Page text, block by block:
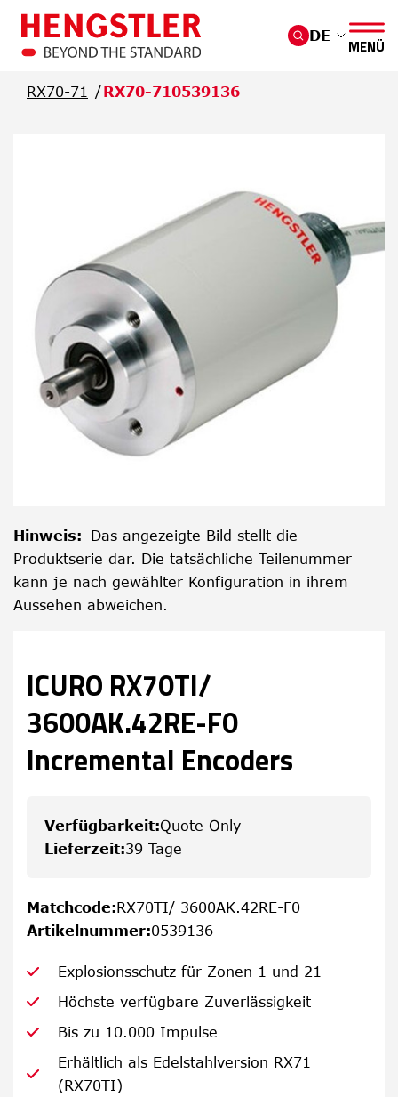
Überspringen Sie zum Hauptmenü
DE
MENÜ
RX70-71 RX70-710539136
Hinweis: Das angezeigte Bild stellt die
Produktserie dar. Die tatsächliche Teilenummer
kann je nach gewählter Konfiguration in ihrem
Aussehen abweichen.
ICURO RX70TI/
3600AK.42RE-F0
Incremental Encoders
Verfügbarkeit:Quote Only
Lieferzeit:39 Tage
Matchcode:RX70TI/ 3600AK.42RE-F0
Artikelnummer:0539136
Explosionsschutz für Zonen 1 und 21
Höchste verfügbare Zuverlässigkeit
Bis zu 10.000 Impulse
Erhältlich als Edelstahlversion RX71
(RX70TI)